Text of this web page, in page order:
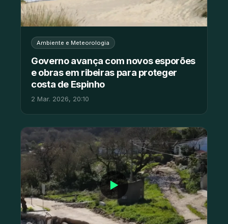
Ambiente e Meteorologia
Governo avança com novos esporões
e obras em ribeiras para proteger
costa de Espinho
2 Mar. 2026, 20:10
▶